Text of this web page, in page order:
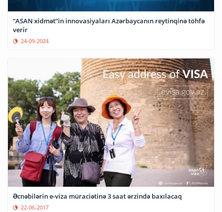
“ASAN xidmət”in innovasiyaları Azərbaycanın reytinqinə töhfə
verir
24-09-2024
Əcnəbilərin e-viza müraciətinə 3 saat ərzində baxılacaq
22-06-2017